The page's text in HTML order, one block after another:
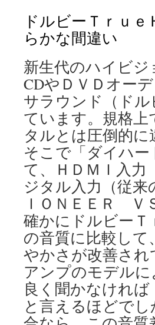
ドルビーＴｒｕ
らかな間違い
新生代のハイビ
CDやＤＶＤオー
サラウンド（ド
ています。規格
タルとは圧倒的
そこで「ダイハ
て、ＨＤＭＩ入力
ジタル入力（従
ＩＯＮＥＥＲ Ｖ
確かにドルビー
の音質に比較し
やかさが改善さ
アンプのモデル
良く聞かなけれ
と言えるほどで